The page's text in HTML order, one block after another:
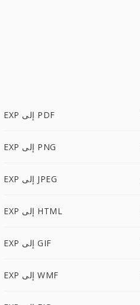
EXP إلى PDF
EXP إلى PNG
EXP إلى JPEG
EXP إلى HTML
EXP إلى GIF
EXP إلى WMF